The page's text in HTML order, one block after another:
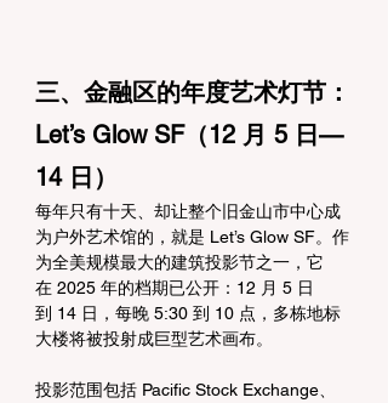
三、金融区的年度艺术灯节：
Let’s Glow SF（12 月 5 日—
14 日）
每年只有十天、却让整个旧金山市中心成
为户外艺术馆的，就是 Let’s Glow SF。作
为全美规模最大的建筑投影节之一，它
在 2025 年的档期已公开：12 月 5 日
到 14 日，每晚 5:30 到 10 点，多栋地标
大楼将被投射成巨型艺术画布。
投影范围包括 Pacific Stock Exchange、